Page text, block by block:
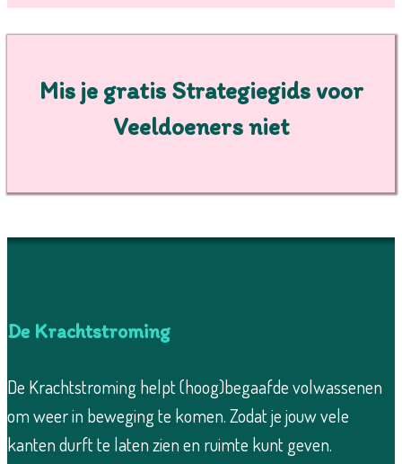
Mis je gratis Strategiegids voor
Veeldoeners niet
De Krachtstroming
De Krachtstroming helpt (hoog)begaafde volwassenen
om weer in beweging te komen. Zodat je jouw vele
kanten durft te laten zien en ruimte kunt geven.